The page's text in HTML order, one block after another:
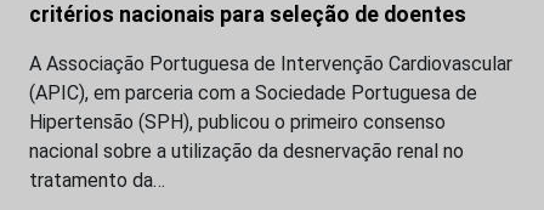
critérios nacionais para seleção de doentes
A Associação Portuguesa de Intervenção Cardiovascular
(APIC), em parceria com a Sociedade Portuguesa de
Hipertensão (SPH), publicou o primeiro consenso
nacional sobre a utilização da desnervação renal no
tratamento da…